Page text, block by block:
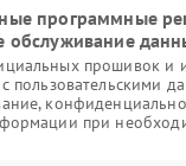
программные
обслуживание
прошивок и
пользовательскими
при